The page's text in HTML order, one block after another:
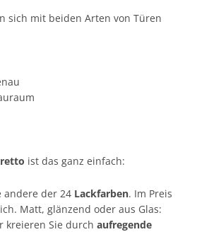
sich mit beiden Arten von Türen
ist das ganz einfach:
andere der 24 Lackfarben. Im Preis
Matt, glänzend oder aus Glas:
kreieren Sie durch aufregende